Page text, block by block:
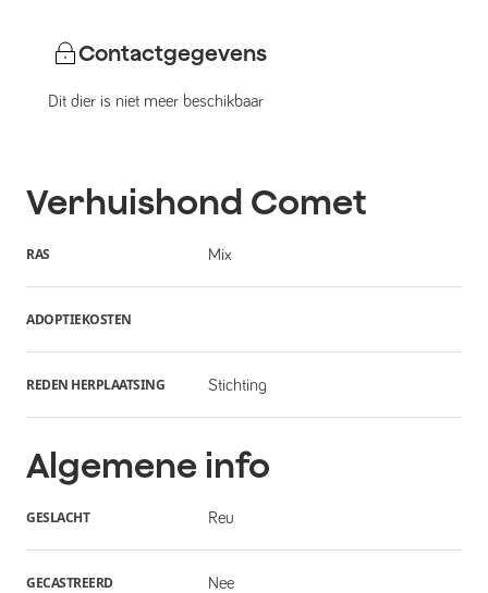
Contactgegevens
Dit dier is niet meer beschikbaar
Verhuishond Comet
RAS Mix
ADOPTIEKOSTEN
REDEN HERPLAATSING Stichting
Algemene info
GESLACHT Reu
GECASTREERD Nee